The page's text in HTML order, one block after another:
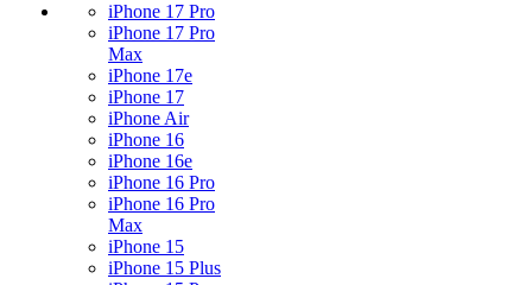
iPhone 17 Pro
iPhone 17 Pro
Max
iPhone 17e
iPhone 17
iPhone Air
iPhone 16
iPhone 16e
iPhone 16 Pro
iPhone 16 Pro
Max
iPhone 15
iPhone 15 Plus